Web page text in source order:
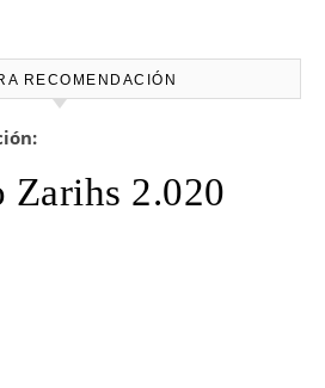
RECOMENDACIÓN
Zarihs 2.020